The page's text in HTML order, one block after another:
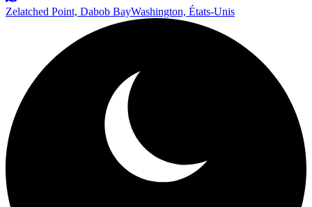
Zelatched Point, Dabob BayWashington, États-Unis